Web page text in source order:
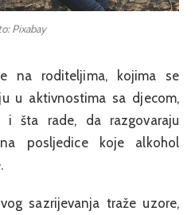
Pixabay
na roditeljima, kojima se
u aktivnostima sa djecom,
šta rade, da razgovaraju
posljedice koje alkohol
sazrijevanja traže uzore,